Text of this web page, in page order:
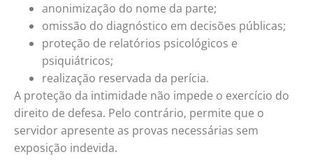
anonimização do nome da parte;
omissão do diagnóstico em decisões públicas;
proteção de relatórios psicológicos e
psiquiátricos;
realização reservada da perícia.
A proteção da intimidade não impede o exercício do
direito de defesa. Pelo contrário, permite que o
servidor apresente as provas necessárias sem
exposição indevida.